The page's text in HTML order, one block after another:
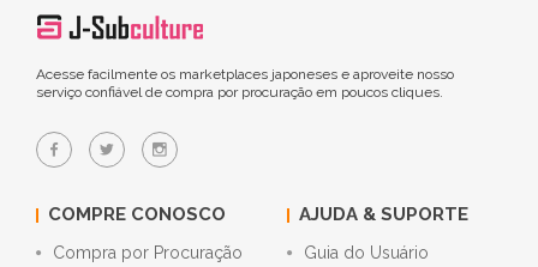
Acesse facilmente os marketplaces japoneses e aproveite nosso
serviço confiável de compra por procuração em poucos cliques.
COMPRE CONOSCO
Compra por Procuração
AJUDA & SUPORTE
Guia do Usuário